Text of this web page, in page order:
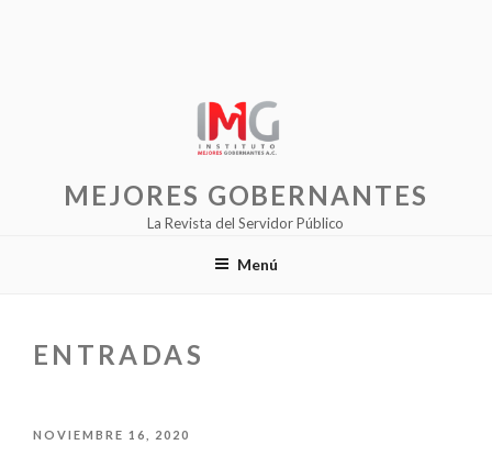
MEJORES GOBERNANTES
La Revista del Servidor Público
Menú
ENTRADAS
PUBLICADO
NOVIEMBRE 16, 2020